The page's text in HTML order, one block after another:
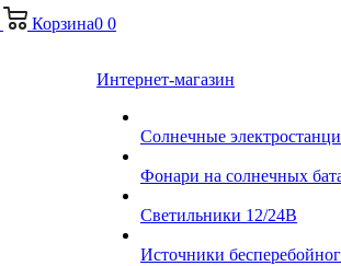
Корзина0 0
Интернет-магазин
Солнечные
Фонари на солнечных
Светильники 12/24В
Источники